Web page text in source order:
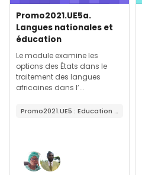
Image de cours
Nom du cours
Promo2021.UE5a.
Langues nationales et
éducation
Résumé du cours :
Le module examine les
options des États dans le
traitement des langues
africaines dans l’...
Promo2021.UE5 : Education et développement (5 Cr)